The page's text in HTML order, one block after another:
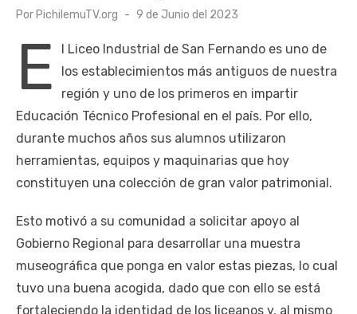
Por PichilemuTV.org
Publicado
9 de Junio del 2023
E
l Liceo Industrial de San Fernando es uno de
los establecimientos más antiguos de nuestra
región y uno de los primeros en impartir
Educación Técnico Profesional en el país. Por ello,
durante muchos años sus alumnos utilizaron
herramientas, equipos y maquinarias que hoy
constituyen una colección de gran valor patrimonial.
Esto motivó a su comunidad a solicitar apoyo al
Gobierno Regional para desarrollar una muestra
museográfica que ponga en valor estas piezas, lo cual
tuvo una buena acogida, dado que con ello se está
fortaleciendo la identidad de los liceanos y, al mismo